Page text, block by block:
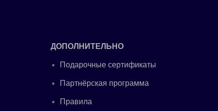
ДОПОЛНИТЕЛЬНО
Подарочные сертификаты
Партнёрская программа
Правила